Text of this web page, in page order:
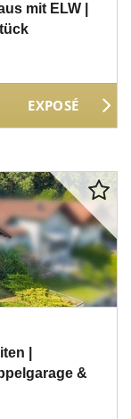
mit ELW |
|
&